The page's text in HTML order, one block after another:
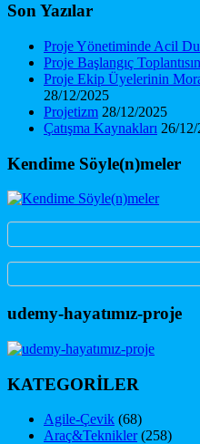
Son Yazılar
Proje Yönetiminde Acil
Proje Başlangıç
Proje Ekip Üyelerinin
28/12/2025
Projetizm 28/12/2025
Çatışma Kaynakları 26/
Kendime Söyle(n)meler
udemy-hayatımız-proje
KATEGORİLER
Agile-Çevik (68)
Araç&Teknikler(258)